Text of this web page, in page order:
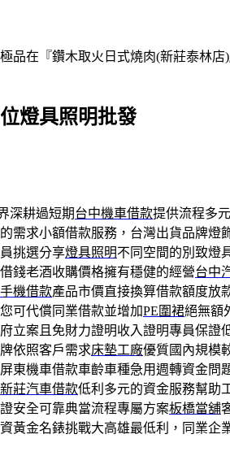
在『鑽木取火日式燒肉(新莊泰林
燈具照明批發
深耕過短期台中機車借款提供流程多
需求小額借款服務，台灣出貨品牌燈
挑選分享燈具照明不同空間的別致燈
錢老酒收購價格擁有穩健的經營台中
機借款產品市價直接換算借款額度放
可代償同業借款並增加PE圍裙絕無額
立案且免財力證明收入證明專員保證
依照客戶需求床墊工廠優質國內規模
東機車借款車齡車種急用週轉資金問
新莊汽車借款低利多元的資金服務幫助
安全可靠典當流程專屬方案板橋當舖
黃金名錶挑戰大高雄最低利，同業企